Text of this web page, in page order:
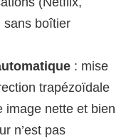
sans boîtier
: mise
trapézoïdale
image nette et bien
n’est pas